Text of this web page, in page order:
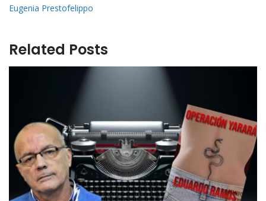
Eugenia Prestofelippo
Related Posts